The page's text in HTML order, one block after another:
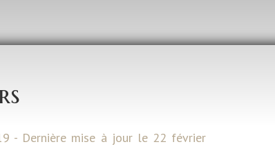
- Dernière mise à jour le 22 février